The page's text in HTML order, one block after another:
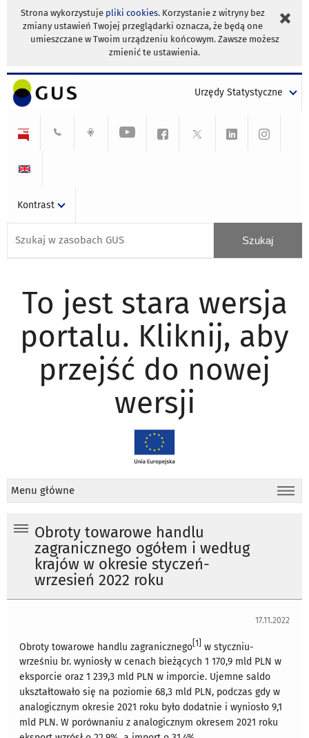
Strona wykorzystuje pliki cookies. Korzystanie z witryny bez
zmiany ustawień Twojej przeglądarki oznacza, że będą one
umieszczane w Twoim urządzeniu końcowym. Zawsze możesz
zmienić te ustawienia.
Urzędy Statystyczne
Kontrast
To jest stara wersja
portalu. Kliknij, aby
przejść do nowej
wersji
Menu główne
Obroty towarowe handlu
zagranicznego ogółem i według
krajów w okresie styczeń-
wrzesień 2022 roku
17.11.2022
Obroty towarowe handlu zagranicznego [1]
w styczniu-
wrześniu br. wyniosły w cenach bieżących 1 170,9 mld PLN w
eksporcie oraz 1 239,3 mld PLN w imporcie. Ujemne saldo
ukształtowało się na poziomie 68,3 mld PLN, podczas gdy w
analogicznym okresie 2021 roku było dodatnie i wyniosło 9,1
mld PLN. W porównaniu z analogicznym okresem 2021 roku